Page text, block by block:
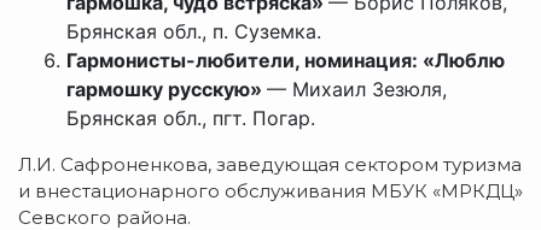
Брянская обл., п. Суземка.
Гармонисты-любители, номинация: «Люблю
гармошку русскую» — Михаил Зезюля,
Брянская обл., пгт. Погар.
Л.И. Сафроненкова, заведующая сектором туризма
и внестационарного обслуживания МБУК «МРКДЦ»
Севского района.